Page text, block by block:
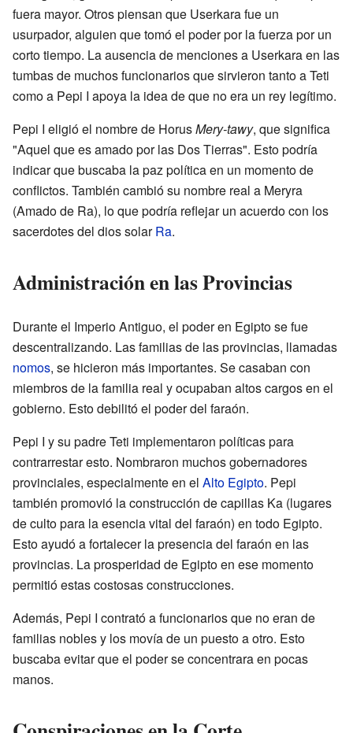
fuera mayor. Otros piensan que Userkara fue un
usurpador, alguien que tomó el poder por la fuerza por un
corto tiempo. La ausencia de menciones a Userkara en las
tumbas de muchos funcionarios que sirvieron tanto a Teti
como a Pepi I apoya la idea de que no era un rey legítimo.
Pepi I eligió el nombre de HorusMery-tawy, que significa
"Aquel que es amado por las Dos Tierras". Esto podría
indicar que buscaba la paz política en un momento de
conflictos. También cambió su nombre real a Meryra
(Amado de Ra), lo que podría reflejar un acuerdo con los
sacerdotes del dios solarRa.
Administración en las Provincias
Durante el Imperio Antiguo, el poder en Egipto se fue
descentralizando. Las familias de las provincias, llamadas
nomos, se hicieron más importantes. Se casaban con
miembros de la familia real y ocupaban altos cargos en el
gobierno. Esto debilitó el poder del faraón.
Pepi I y su padre Teti implementaron políticas para
contrarrestar esto. Nombraron muchos gobernadores
provinciales, especialmente en el Alto Egipto. Pepi
también promovió la construcción de capillas Ka (lugares
de culto para la esencia vital del faraón) en todo Egipto.
Esto ayudó a fortalecer la presencia del faraón en las
provincias. La prosperidad de Egipto en ese momento
permitió estas costosas construcciones.
Además, Pepi I contrató a funcionarios que no eran de
familias nobles y los movía de un puesto a otro. Esto
buscaba evitar que el poder se concentrara en pocas
manos.